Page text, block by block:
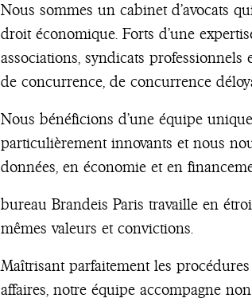
Nous sommes un cabinet d’avocats
droit économique. Forts d’une
associations, syndicats
de concurrence, de concurrence
Nous bénéficions d’une équipe
particulièrement innovants et nous
données, en économie et en
bureau Brandeis Paris travaille en
mêmes valeurs et convictions.
Maîtrisant parfaitement les
affaires, notre équipe accompagne